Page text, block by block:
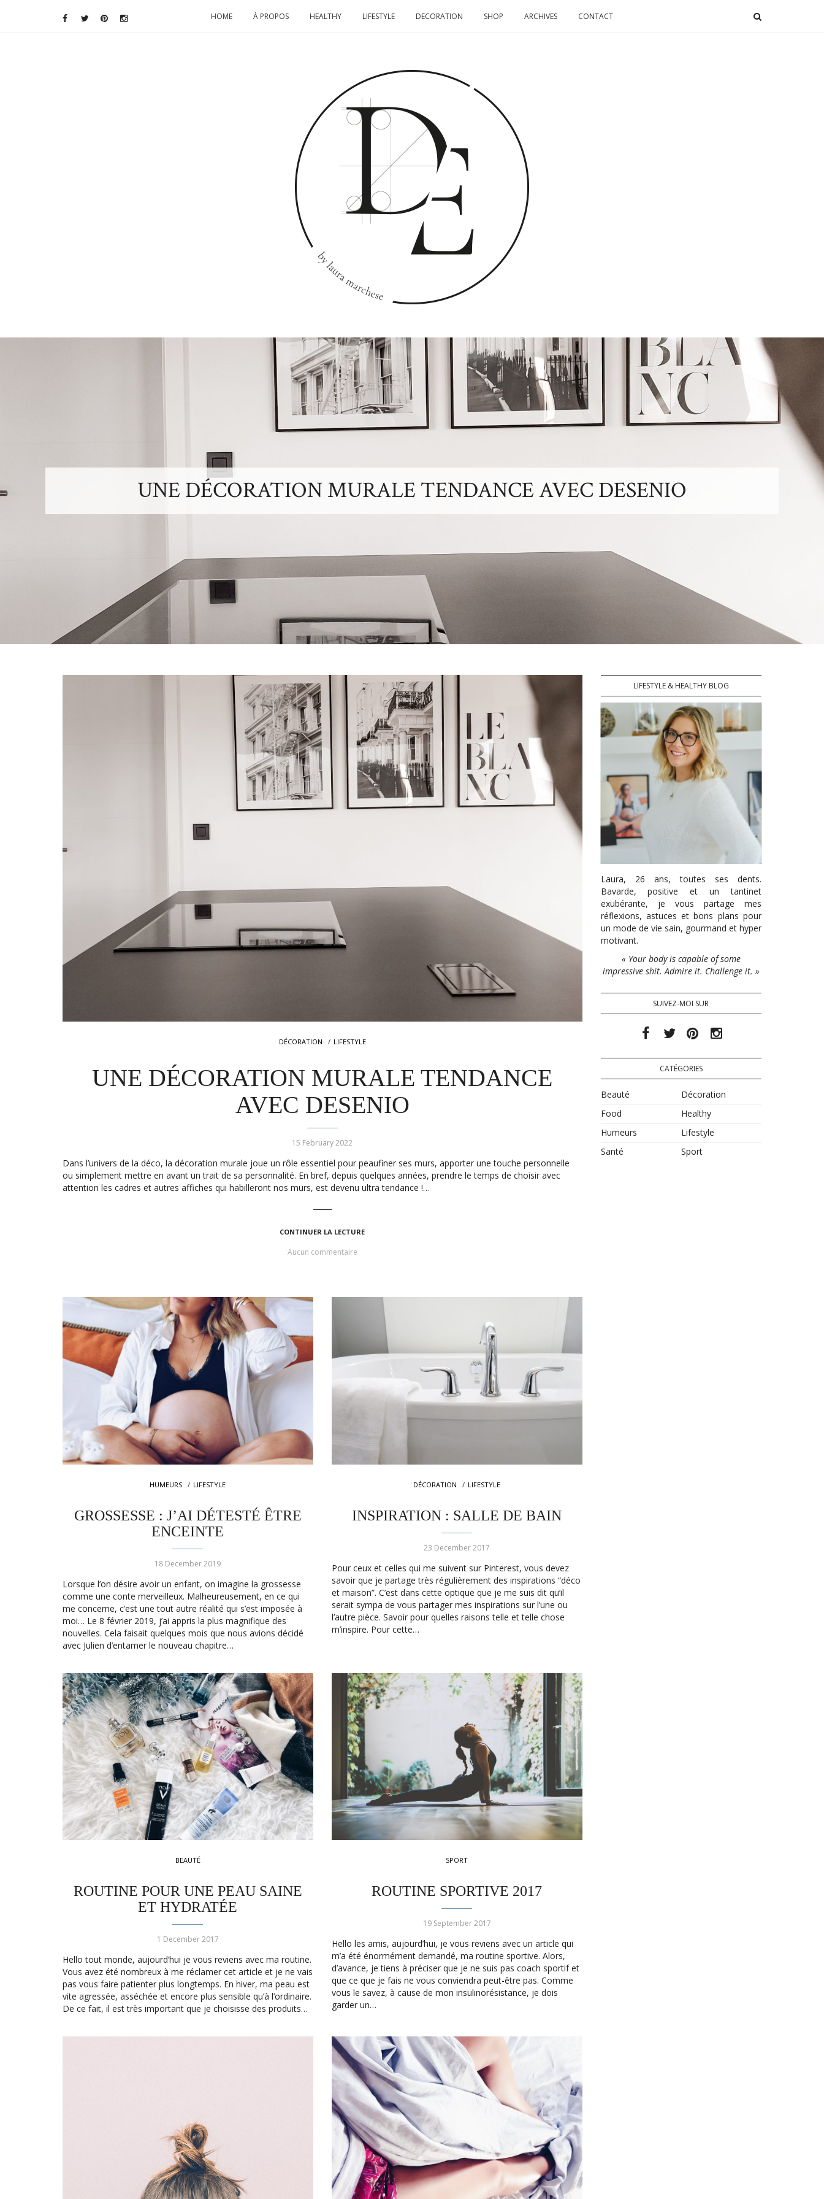
HOME À PROPOS HEALTHY LIFESTYLE DECORATION SHOP ARCHIVES CONTACT
DOMINO
EFFECT
UNE DÉCORATION MURALE TENDANCE AVEC DESENIO
DÉCORATION LIFESTYLE
UNE DÉCORATION MURALE TENDANCE
AVEC DESENIO
15 February 2022
Dans l’univers de la déco, la décoration murale joue un rôle essentiel pour peaufiner ses murs, apporter une touche personnelle
ou simplement mettre en avant un trait de sa personnalité. En bref, depuis quelques années, prendre le temps de choisir avec
attention les cadres et autres affiches qui habilleront nos murs, est devenu ultra tendance !…
CONTINUER LA LECTURE
Aucun commentaire
HUMEURS LIFESTYLE
GROSSESSE : J’AI DÉTESTÉ ÊTRE
ENCEINTE
18 December 2019
Lorsque l’on désire avoir un enfant, on imagine la grossesse
comme une conte merveilleux. Malheureusement, en ce qui
me concerne, c’est une tout autre réalité qui s’est imposée à
moi… Le 8 février 2019, j’ai appris la plus magnifique des
nouvelles. Cela faisait quelques mois que nous avions décidé
avec Julien d’entamer le nouveau chapitre…
DÉCORATION LIFESTYLE
INSPIRATION : SALLE DE BAIN
23 December 2017
Pour ceux et celles qui me suivent sur Pinterest, vous devez
savoir que je partage très régulièrement des inspirations “déco
et maison”. C’est dans cette optique que je me suis dit qu’il
serait sympa de vous partager mes inspirations sur l’une ou
l’autre pièce. Savoir pour quelles raisons telle et telle chose
m’inspire. Pour cette…
BEAUTÉ
ROUTINE POUR UNE PEAU SAINE
ET HYDRATÉE
1 December 2017
Hello tout monde, aujourd’hui je vous reviens avec ma routine.
Vous avez été nombreux à me réclamer cet article et je ne vais
pas vous faire patienter plus longtemps. En hiver, ma peau est
vite agressée, asséchée et encore plus sensible qu’à l’ordinaire.
De ce fait, il est très important que je choisisse des produits…
SPORT
ROUTINE SPORTIVE 2017
19 September 2017
Hello les amis, aujourd’hui, je vous reviens avec un article qui
m’a été énormément demandé, ma routine sportive. Alors,
d’avance, je tiens à préciser que je ne suis pas coach sportif et
que ce que je fais ne vous conviendra peut-être pas. Comme
vous le savez, à cause de mon insulinorésistance, je dois
garder un…
LIFESTYLE & HEALTHY BLOG
Laura, 26 ans, toutes ses dents.
Bavarde, positive et un tantinet
exubérante, je vous partage mes
réflexions, astuces et bons plans pour
un mode de vie sain, gourmand et hyper
motivant.
« Your body is capable of some
impressive shit. Admire it. Challenge it. »
SUIVEZ-MOI SUR
CATÉGORIES
Beauté
Décoration
Food
Healthy
Humeurs
Lifestyle
Santé
Sport